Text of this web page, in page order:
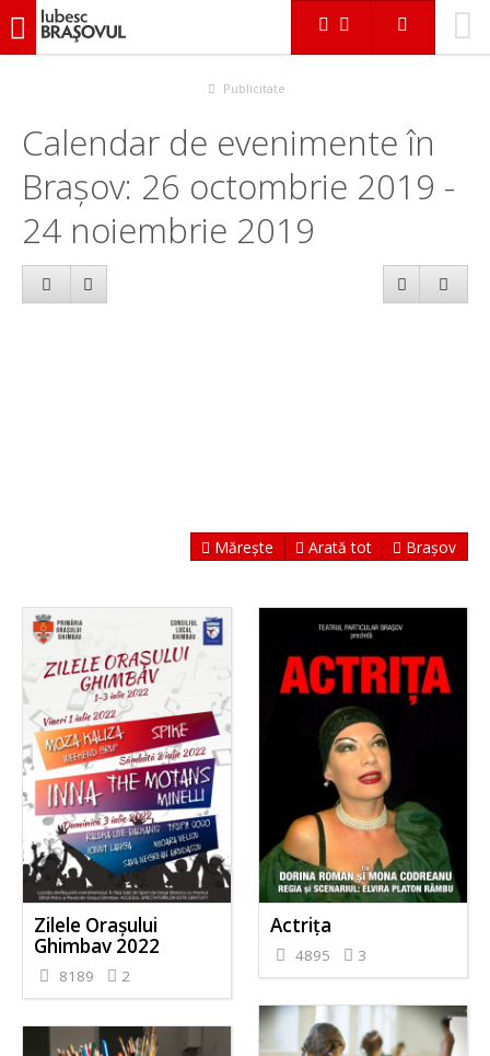
iubescbraşovul.ro
Publicitate
Calendar de evenimente în
Brașov: 26 octombrie 2019 -
24 noiembrie 2019
Mărește Arată tot Brașov
Zilele Orașului
Ghimbav 2022
8189 2
Actriţa
4895 3